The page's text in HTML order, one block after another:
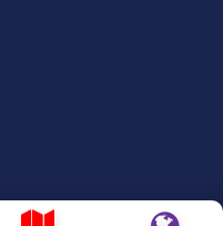
D:1, 34400 Bahçelievler/